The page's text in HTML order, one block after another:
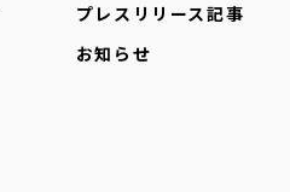
プレスリリース記事
お知らせ